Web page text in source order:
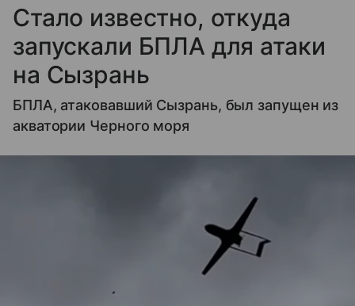
Стало известно, откуда
запускали БПЛА для атаки
на Сызрань
БПЛА, атаковавший Сызрань, был запущен из
акватории Черного моря